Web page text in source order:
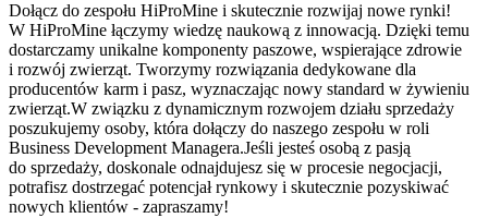
Dołącz do zespołu HiProMine i skutecznie rozwijaj nowe rynki!
W HiProMine łączymy wiedzę naukową z innowacją. Dzięki temu
dostarczamy unikalne komponenty paszowe, wspierające zdrowie
i rozwój zwierząt. Tworzymy rozwiązania dedykowane dla
producentów karm i pasz, wyznaczając nowy standard w żywieniu
zwierząt.W związku z dynamicznym rozwojem działu sprzedaży
poszukujemy osoby, która dołączy do naszego zespołu w roli
Business Development Managera.Jeśli jesteś osobą z pasją
do sprzedaży, doskonale odnajdujesz się w procesie negocjacji,
potrafisz dostrzegać potencjał rynkowy i skutecznie pozyskiwać
nowych klientów - zapraszamy!